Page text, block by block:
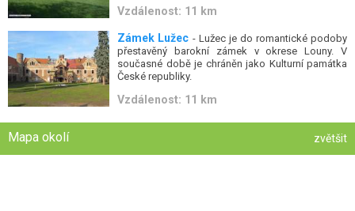
Vzdálenost: 11 km
Zámek Lužec - Lužec je do romantické podoby
přestavěný barokní zámek v okrese Louny. V
současné době je chráněn jako Kulturní památka
České republiky.
Vzdálenost: 11 km
Mapa okolí zvětšit